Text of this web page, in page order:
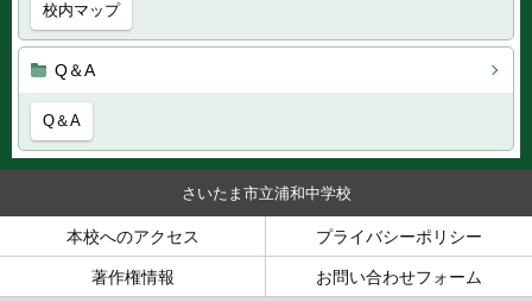
校内マップ
Q＆A
Q＆A
さいたま市立浦和中学校
本校へのアクセス プライバシーポリシー
著作権情報 お問い合わせフォーム